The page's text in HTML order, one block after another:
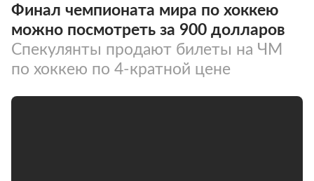
Финал чемпионата мира по хоккею
можно посмотреть за 900 долларов
Спекулянты продают билеты на ЧМ
по хоккею по 4-кратной цене